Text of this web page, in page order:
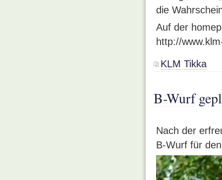
die
Auf der
http://
KLM Tikka
B-Wurf
Nach der
B-Wurf für